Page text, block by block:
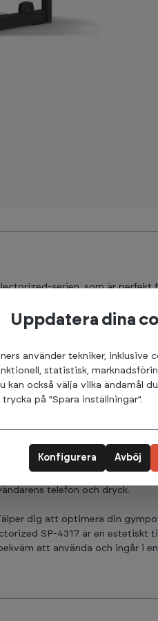
serien, som är perfekt
har en kompakt design
Med en kombination av teknik
förväntningar.
är genom tunga stående
för jobbet. Med sin smarta
höjdjustering som
tränar vadmusklerna vid både
användarna hålls bekväma
högkvalitativa sittdynor som
REP-räknare och
telefon och dryck.
dig att optimera din
SP-4317 är en estetiskt
att använda och ingår i
Uppdatera dina
använder tekniker,
statistisk,
kan också välja vilka ändamål
på "Spara inställningar".
Avböj
Konfigurera